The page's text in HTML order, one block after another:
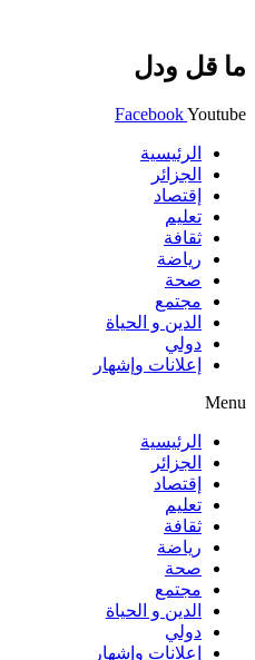
ما قل ودل
FacebookYoutube
الرئيسية
الجزائر
إقتصاد
تعليم
ثقافة
رياضة
صحة
مجتمع
الدين و الحياة
دولي
إعلانات وإشهار
Menu
الرئيسية
الجزائر
إقتصاد
تعليم
ثقافة
رياضة
صحة
مجتمع
الدين و الحياة
دولي
إعلانات وإشهار